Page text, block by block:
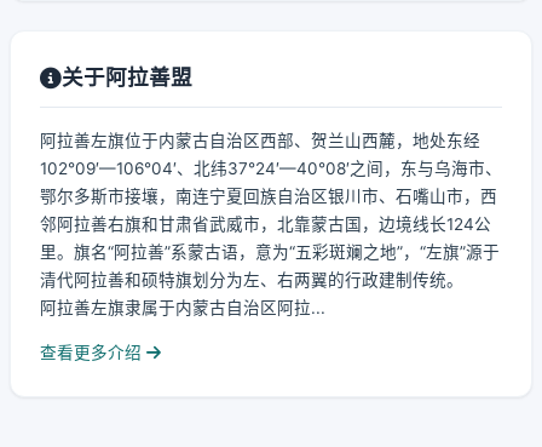
关于阿拉善盟
阿拉善左旗位于内蒙古自治区西部、贺兰山西麓，地处东经
102°09′—106°04′、北纬37°24′—40°08′之间，东与乌海市、
鄂尔多斯市接壤，南连宁夏回族自治区银川市、石嘴山市，西
邻阿拉善右旗和甘肃省武威市，北靠蒙古国，边境线长124公
里。旗名“阿拉善”系蒙古语，意为“五彩斑斓之地”，“左旗”源于
清代阿拉善和硕特旗划分为左、右两翼的行政建制传统。
阿拉善左旗隶属于内蒙古自治区阿拉...
查看更多介绍